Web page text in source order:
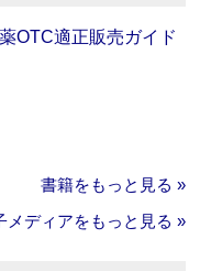
OTC適正販売ガイド
書籍をもっと見る »
メディアをもっと見る »